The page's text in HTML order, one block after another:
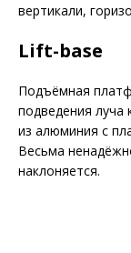
вертикали,
Lift-base
Подъёмная
подведения
из алюминия с
Весьма
наклоняется.